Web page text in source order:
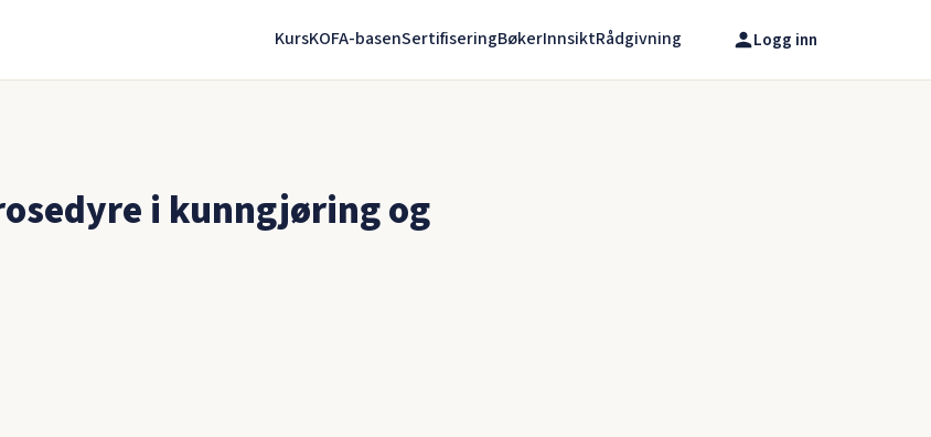
Logg inn
KursKOFA-basenSertifiseringBøkerInnsiktRådgivning
i kunngjøring og